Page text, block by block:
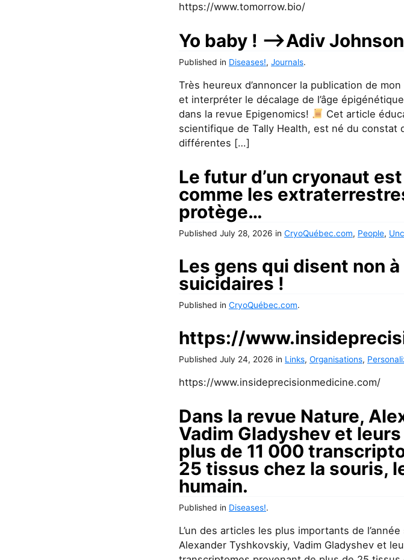
https://www.tomorrow.bio/
Yo baby ! –>Adiv Johnson
Published in Diseases!, Journals.
Très heureux d’annoncer la publication de
et interpréter le décalage de l’âge
dans la revue Epigenomics!
Cet article
scientifique de Tally Health, est né du
différentes […]
Le futur d’un cryonaut
comme les
protège…
Published July 28, 2026 in CryoQuébec.com, People,
Les gens qui disent non
suicidaires !
Published in CryoQuébec.com.
https://
Published July 24, 2026 in Links, Organisations,
https://www.insideprecisionmedicine.com/
Dans la revue Nature,
Vadim Gladyshev et
plus de 11 000
25 tissus chez la souris,
humain.
Published in Diseases!.
L’un des articles les plus importants de
Alexander Tyshkovskiy, Vadim Gladyshev et